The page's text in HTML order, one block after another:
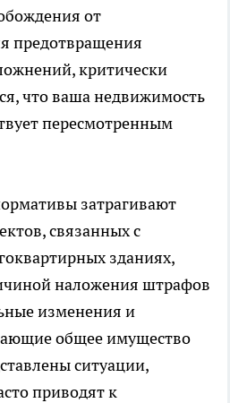
от
предотвращения
критически
что ваша недвижимость
пересмотренным
затрагивают
связанных с
зданиях,
наложения штрафов
изменения и
общее имущество
ситуации,
приводят к